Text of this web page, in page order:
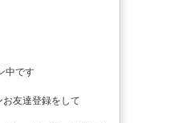
中です
友達登録をして